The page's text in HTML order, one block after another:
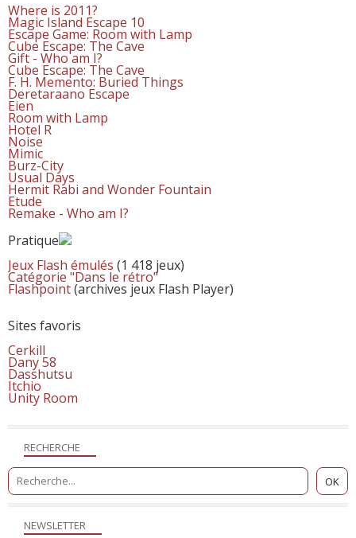
NEWSLETTER
RECHERCHE
Where is 2011?
Magic Island Escape 10
Escape Game: Room with Lamp
Cube Escape: The Cave
Gift - Who am I?
Cube Escape: The Cave
F. H. Memento: Buried Things
Deretaraano Escape
Eien
Room with Lamp
Hotel R
Noise
Mimic
Burz-City
Usual Days
Hermit Rabi and Wonder Fountain
Etude
Remake - Who am I?
Pratique
Jeux Flash émulés (1 418 jeux)
Catégorie "Dans le rétro"
Flashpoint(archives jeux Flash Player)
Sites favoris
Cerkill
Dany 58
Dasshutsu
Itchio
Unity Room